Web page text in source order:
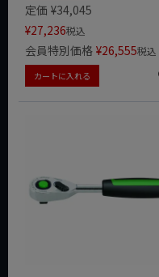
定価 ¥34,045
¥27,236税込
会員特別価格 ¥26,555税込
カートに入れる